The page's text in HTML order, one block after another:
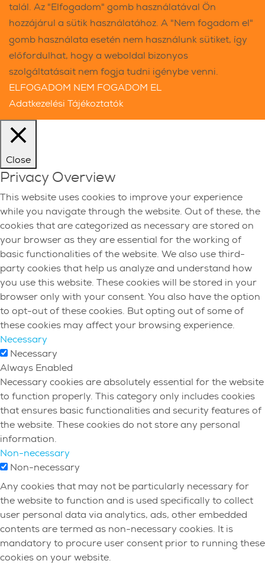
talál. Az "Elfogadom" gomb használatával Ön
hozzájárul a sütik használatához. A "Nem fogadom el"
gomb használata esetén nem használunk sütiket, így
előfordulhat, hogy a weboldal bizonyos
szolgáltatásait nem fogja tudni igénybe venni.
ELFOGADOM NEM FOGADOM EL
Adatkezelési Tájékoztatók
Close
Privacy Overview
This website uses cookies to improve your experience
while you navigate through the website. Out of these, the
cookies that are categorized as necessary are stored on
your browser as they are essential for the working of
basic functionalities of the website. We also use third-
party cookies that help us analyze and understand how
you use this website. These cookies will be stored in your
browser only with your consent. You also have the option
to opt-out of these cookies. But opting out of some of
these cookies may affect your browsing experience.
Necessary
Necessary
Always Enabled
Necessary cookies are absolutely essential for the website
to function properly. This category only includes cookies
that ensures basic functionalities and security features of
the website. These cookies do not store any personal
information.
Non-necessary
Non-necessary
Any cookies that may not be particularly necessary for
the website to function and is used specifically to collect
user personal data via analytics, ads, other embedded
contents are termed as non-necessary cookies. It is
mandatory to procure user consent prior to running these
cookies on your website.